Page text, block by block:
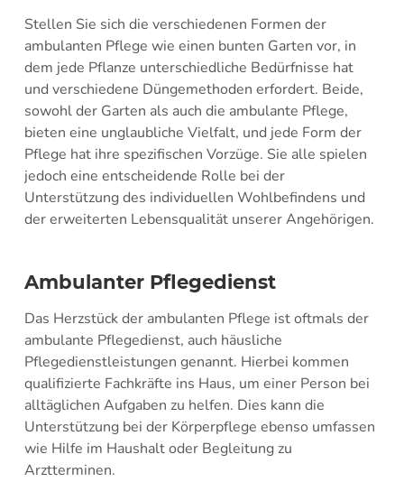
Stellen Sie sich die verschiedenen Formen der
ambulanten Pflege wie einen bunten Garten vor, in
dem jede Pflanze unterschiedliche Bedürfnisse hat
und verschiedene Düngemethoden erfordert. Beide,
sowohl der Garten als auch die ambulante Pflege,
bieten eine unglaubliche Vielfalt, und jede Form der
Pflege hat ihre spezifischen Vorzüge. Sie alle spielen
jedoch eine entscheidende Rolle bei der
Unterstützung des individuellen Wohlbefindens und
der erweiterten Lebensqualität unserer Angehörigen.
Ambulanter Pflegedienst
Das Herzstück der ambulanten Pflege ist oftmals der
ambulante Pflegedienst, auch häusliche
Pflegedienstleistungen genannt. Hierbei kommen
qualifizierte Fachkräfte ins Haus, um einer Person bei
alltäglichen Aufgaben zu helfen. Dies kann die
Unterstützung bei der Körperpflege ebenso umfassen
wie Hilfe im Haushalt oder Begleitung zu
Arztterminen.